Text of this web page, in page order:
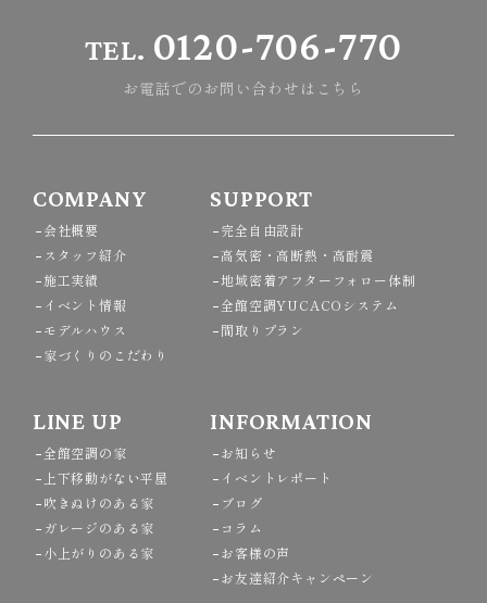
TEL. 0120-706-770
お電話でのお問い合わせはこちら
COMPANY
会社概要
スタッフ紹介
施工実績
イベント情報
モデルハウス
家づくりのこだわり
SUPPORT
完全自由設計
高気密・高断熱・高耐震
地域密着アフターフォロー体制
全館空調YUCACOシステム
間取りプラン
LINE UP
全館空調の家
上下移動がない平屋
吹きぬけのある家
ガレージのある家
小上がりのある家
INFORMATION
お知らせ
イベントレポート
ブログ
コラム
お客様の声
お友達紹介キャンペーン